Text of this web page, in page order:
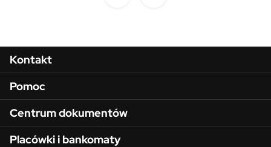
Menu w stopce
Kontakt
Pomoc
Centrum dokumentów
Placówki i bankomaty